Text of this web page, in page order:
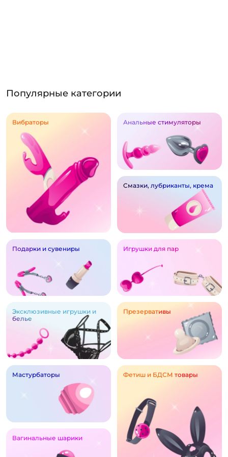
Популярные категории
Вибраторы Анальные стимуляторы
Смазки, лубриканты, крема
Подарки и сувениры Игрушки для пар
Эксклюзивные игрушки и
белье
Презервативы
Мастурбаторы
Вагинальные шарики
Фетиш и БДСМ товары